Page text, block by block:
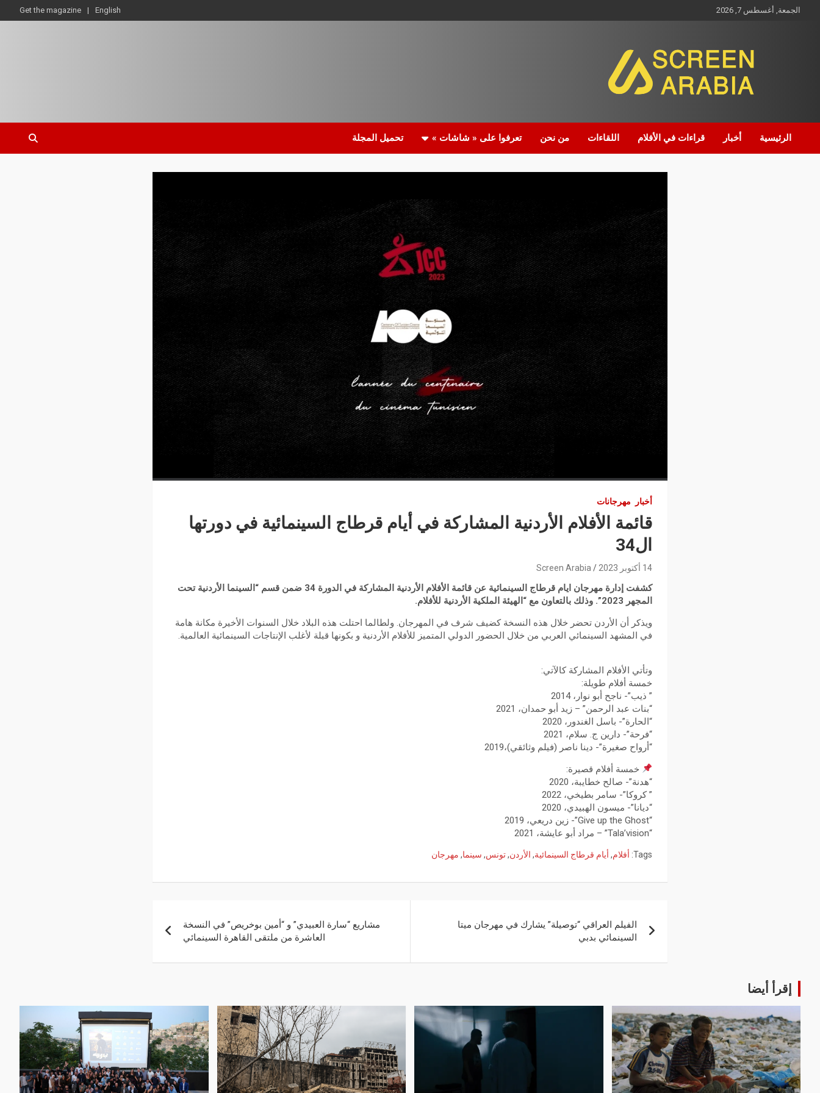
الجمعة, أغسطس 7, 2026 English
Get the magazine
Screen Arabia
الرئيسية أخبار قراءات في الأفلام اللقاءات من نحن تعرفوا على « شاشات » تحميل المجلة
أخبار مهرجانات
قائمة الأفلام الأردنية المشاركة في أيام قرطاج السينمائية في دورتها
ال34
14 أكتوبر 2023 Screen Arabia
كشفت إدارة مهرجان ايام قرطاج السينمائية عن قائمة الأفلام الأردنية المشاركة في الدورة 34 ضمن قسم “السينما الأردنية تحت
المجهر 2023”. وذلك بالتعاون مع “الهيئة الملكية الأردنية للأفلام.
ويذكر أن الأردن تحضر خلال هذه النسخة كضيف شرف في المهرجان. ولطالما احتلت هذه البلاد خلال السنوات الأخيرة مكانة هامة
في المشهد السينمائي العربي من خلال الحضور الدولي المتميز للأفلام الأردنية و بكونها قبلة لأغلب الإنتاجات السينمائية العالمية.
وتأتي الأفلام المشاركة كالآتي:
خمسة أفلام طويلة:
” ذيب”- ناجح أبو نوار، 2014
“بنات عبد الرحمن” – زيد أبو حمدان، 2021
“الحارة”- باسل الغندور، 2020
“فرحة”- دارين ج. سلام، 2021
“أرواح صغيرة”- دينا ناصر (فيلم وثائقي)،2019
خمسة أفلام قصيرة:
“هدنة”- صالح خطايبة، 2020
” كروكا”- سامر بطيخي، 2022
“ديانا”- ميسون الهبيدي، 2020
“Give up the Ghost”- زين دريعي، 2019
“Tala’vision” – مراد أبو عايشة، 2021
Tags: أفلام, أيام قرطاج السينمائية, الأردن,تونس, سينما, مهرجان
الفيلم العراقي “توصيلة” يشارك في مهرجان ميتا
السينمائي بدبي
مشاريع “سارة العبيدي” و “أمين بوخريص” في النسخة
العاشرة من ملتقى القاهرة السينمائي
إقرأ أيضا